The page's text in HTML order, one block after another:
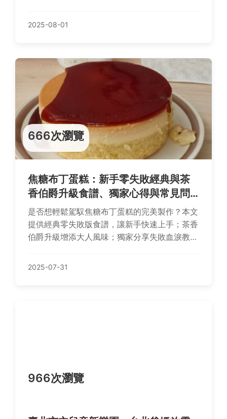
水晶與當地精品巡禮；內含熱門品牌價格指南懶
2025-08-01
666次瀏覽
焦糖布丁蛋糕：新手零失敗經典與茶
香伯爵升級食譜、獨家心得與常見問
答
是否想輕鬆駕馭焦糖布丁蛋糕的完美製作？本文
提供經典零失敗版食譜，讓新手快速上手；茶香
伯爵升級增添大人風味；獨家分享失敗血淚教
答所有疑惑，讓您享受優雅甜點時光！
2025-07-31
966次瀏覽